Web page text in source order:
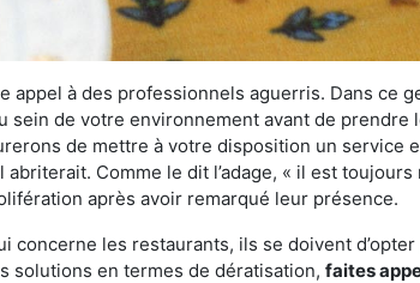
à des professionnels aguerris. Dans ce
de votre environnement avant de prendre
de mettre à votre disposition un service
Comme le dit l’adage, « il est
après avoir remarqué leur présence.
les restaurants, ils se doivent
solutions en termes de dératisation, faites